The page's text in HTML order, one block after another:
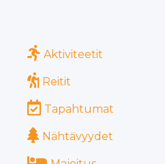
Aktiviteetit
Reitit
Tapahtumat
Nähtävyydet